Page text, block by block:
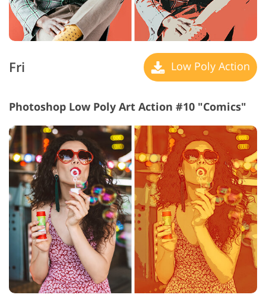
Fri Low Poly Action
Photoshop Low Poly Art Action #10 "Comics"